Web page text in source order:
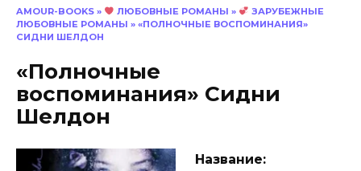
AMOUR-BOOKS » ЛЮБОВНЫЕ РОМАНЫ »
ЗАРУБЕЖНЫЕ
ЛЮБОВНЫЕ РОМАНЫ » «ПОЛНОЧНЫЕ ВОСПОМИНАНИЯ»
СИДНИ ШЕЛДОН
«Полночные
воспоминания» Сидни
Шелдон
Название: